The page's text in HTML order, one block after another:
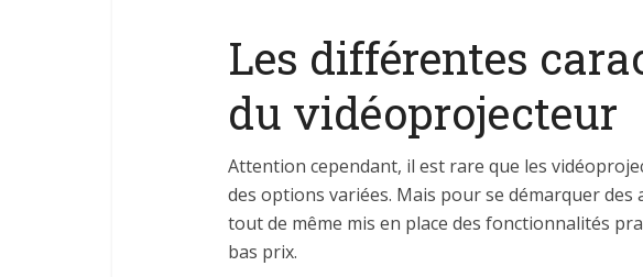
Les différentes
du vidéoprojecteur
Attention cependant, il est rare que les
des options variées. Mais pour se démarquer
tout de même mis en place des fonctionnalités
bas prix.